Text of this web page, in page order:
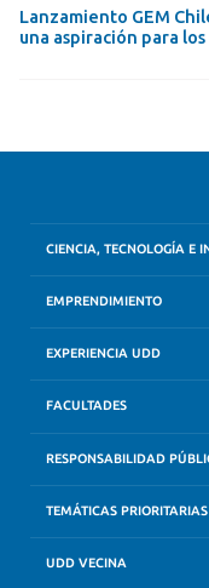
Lanzamiento GEM
una aspiración para
CIENCIA, TECNOLOGÍA E
EMPRENDIMIENTO
EXPERIENCIA UDD
FACULTADES
RESPONSABILIDAD
TEMÁTICAS PRIORITARIAS
UDD VECINA